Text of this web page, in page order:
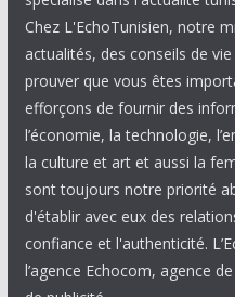
Chez L'EchoTunisien, notre
actualités, des conseils de
prouver que vous êtes
efforçons de fournir des
l’économie, la technologie,
la culture et art et aussi la
sont toujours notre priorité
d'établir avec eux des
confiance et l'authenticité.
l’agence Echocom, agence